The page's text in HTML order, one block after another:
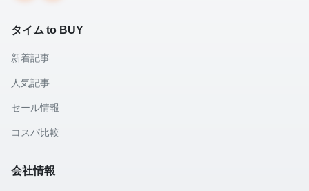
タイム to BUY
新着記事
人気記事
セール情報
コスパ比較
会社情報